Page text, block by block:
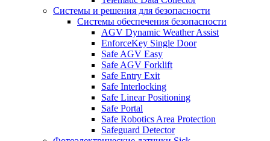
Системы и решения для безопасности
Системы обеспечения безопасности
AGV Dynamic Weather Assist
EnforceKey Single Door
Safe AGV Easy
Safe AGV Forklift
Safe Entry Exit
Safe Interlocking
Safe Linear Positioning
Safe Portal
Safe Robotics Area Protection
Safeguard Detector